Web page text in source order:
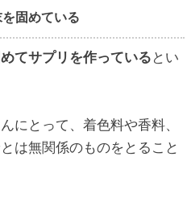
固めている
てサプリを作っている とい
にとって、着色料や香料、
は無関係のものをとること